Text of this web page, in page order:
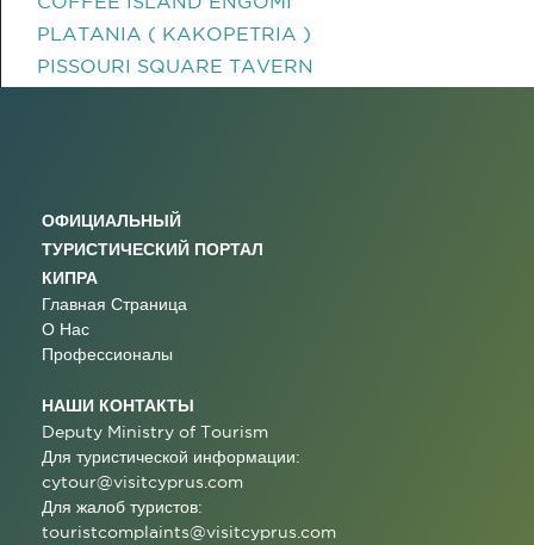
PLATANIA ( KAKOPETRIA )
PISSOURI SQUARE TAVERN
ОФИЦИАЛЬНЫЙ
ТУРИСТИЧЕСКИЙ ПОРТАЛ
КИПРА
Главная Страница
О Нас
Профессионалы
НАШИ КОНТАКТЫ
Deputy Ministry of Tourism
Для туристической информации:
cytour@visitcyprus.com
Для жалоб туристов:
touristcomplaints@visitcyprus.com